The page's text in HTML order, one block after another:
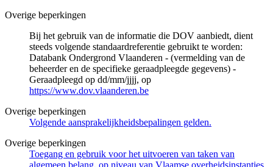
Overige beperkingen
Bij het gebruik van de informatie die DOV aanbiedt, dient
steeds volgende standaardreferentie gebruikt te worden:
Databank Ondergrond Vlaanderen - (vermelding van de
beheerder en de specifieke geraadpleegde gegevens) -
Geraadpleegd op dd/mm/jjjj, op
https://www.dov.vlaanderen.be
Overige beperkingen
Volgende aansprakelijkheidsbepalingen gelden.
Overige beperkingen
Toegang en gebruik voor het uitvoeren van taken van
algemeen belang, op niveau van Vlaamse overheidsinstanties